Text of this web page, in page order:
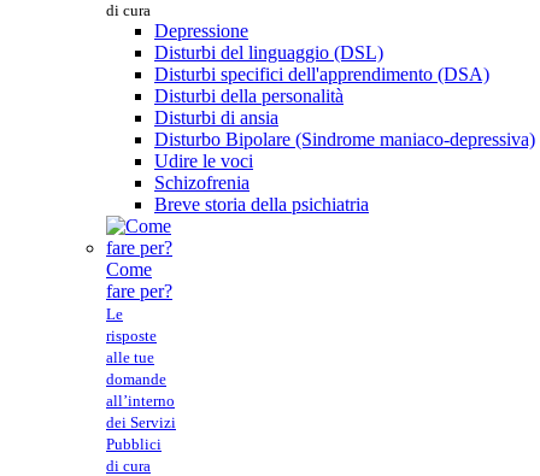
di cura
Depressione
Disturbi del linguaggio (DSL)
Disturbi specifici dell'apprendimento (DSA)
Disturbi della personalità
Disturbi di ansia
Disturbo Bipolare (Sindrome maniaco-depressiva)
Udire le voci
Schizofrenia
Breve storia della psichiatria
Come
fare per?
Le
risposte
alle tue
domande
all’interno
dei Servizi
Pubblici
di cura